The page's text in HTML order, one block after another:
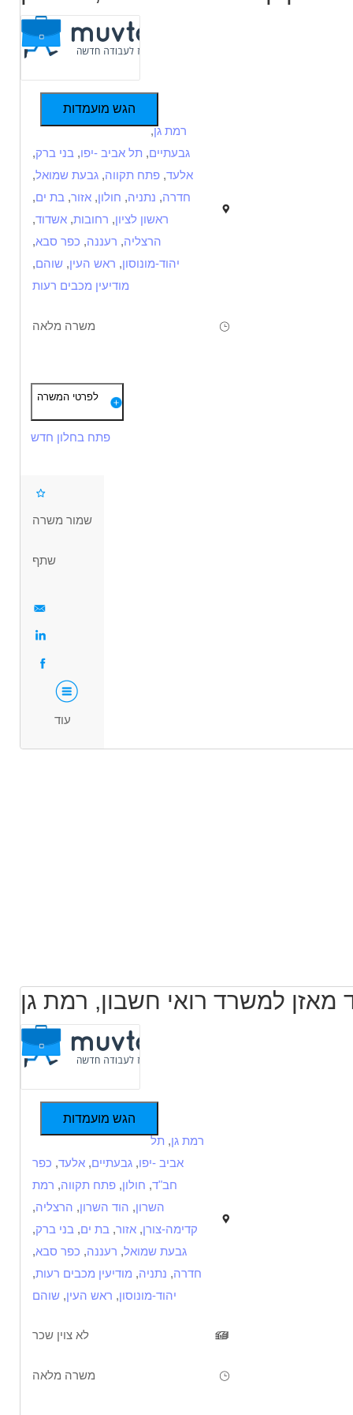
הגש מועמדות
רמת גן,
גבעתיים, תל אביב -יפו, בני ברק,
אלעד, פתח תקווה, גבעת שמואל,
חדרה, נתניה, חולון, אזור, בת ים,
ראשון לציון, רחובות, אשדוד,
הרצליה, רעננה, כפר סבא,
יהוד-מונוסון, ראש העין, שוהם,
מודיעין מכבים רעות
משרה מלאה
עובדים עם תוכנות קונטו, שרוני, שעם וחשבשבת
דרישות
המשרה לנשים וגברים כאחד
דרושים בתחום
משרה מלאה
לפרטי המשרה
פתח בחלון חדש
שמור משרה
שתף
עוד
למשרד רואי חשבון, רמת גן
הגש מועמדות
רמת גן, תל
אביב -יפו, גבעתיים, אלעד, כפר
חב"ד, חולון, פתח תקווה, רמת
השרון, הוד השרון, הרצליה,
קדימה-צורן, אזור, בת ים, בני ברק,
גבעת שמואל, רעננה, כפר סבא,
חדרה, נתניה, מודיעין מכבים רעות,
יהוד-מונוסון, ראש העין, שוהם
לא צוין שכר
משרה מלאה